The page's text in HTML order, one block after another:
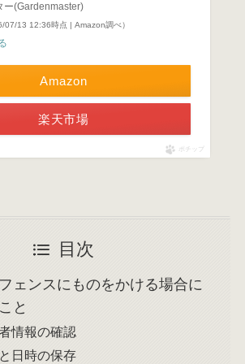
ー(Gardenmaster)
07/13 12:36時点 | Amazon調べ）
Amazon
楽天市場
ポチップ
目次
ェンスにものをかける場合に
と
情報の確認
日時の保存